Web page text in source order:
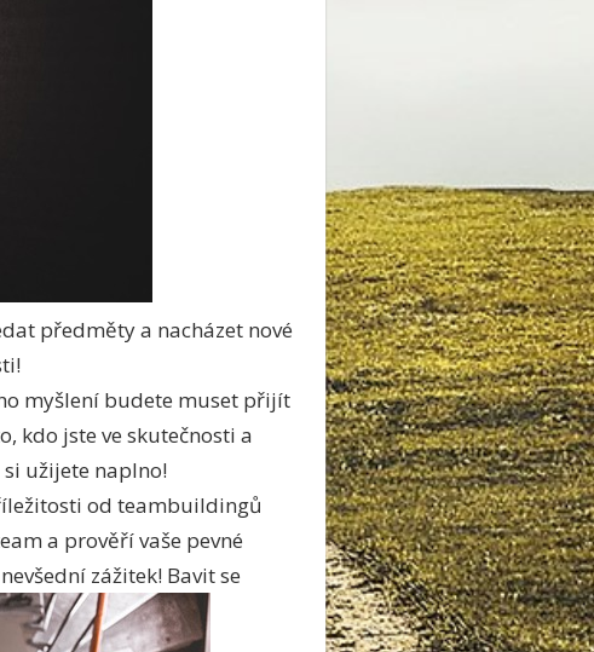
předměty a nacházet nové
myšlení budete muset přijít
kdo jste ve skutečnosti a
užijete naplno!
od teambuildingů
a prověří vaše pevné
zážitek! Bavit se